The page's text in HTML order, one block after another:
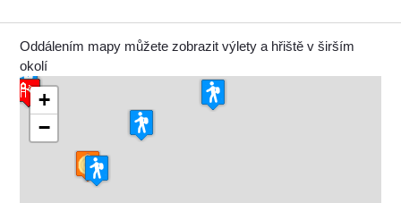
Oddálením mapy můžete zobrazit výlety a hřiště v širším
okolí
+
−